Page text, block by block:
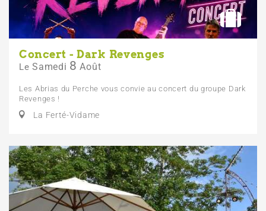
Concert - Dark Revenges
Le Samedi 8 Août
Les Abrias du Perche vous convie au concert du groupe Dark
Revenges !
La Ferté-Vidame